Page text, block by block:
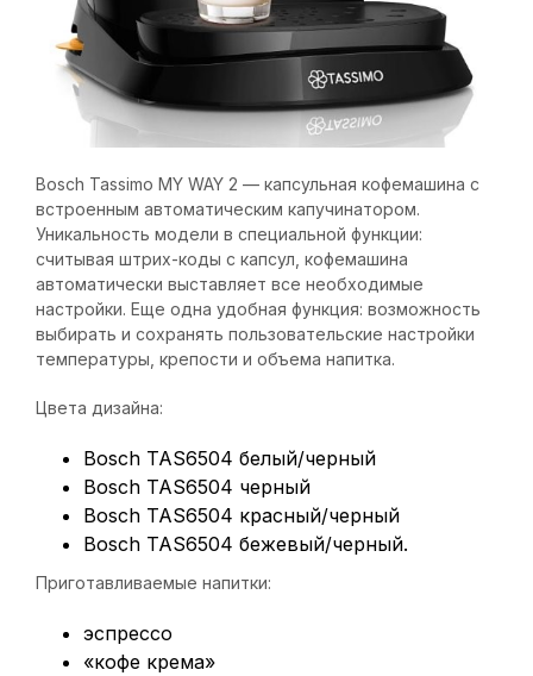
Bosch Tassimo MY WAY 2 — капсульная кофемашина с
встроенным автоматическим капучинатором.
Уникальность модели в специальной функции:
считывая штрих-коды с капсул, кофемашина
автоматически выставляет все необходимые
настройки. Еще одна удобная функция: возможность
выбирать и сохранять пользовательские настройки
температуры, крепости и объема напитка.
Цвета дизайна:
Bosch TAS6504 белый/черный
Bosch TAS6504 черный
Bosch TAS6504 красный/черный
Bosch TAS6504 бежевый/черный.
Приготавливаемые напитки:
эспрессо
«кофе крема»